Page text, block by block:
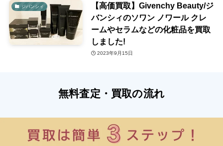
ジバンシィ
【高価買取】Givenchy Beauty/ジ
バンシィのソワン ノワール クレ
ームやセラムなどの化粧品を買取
しました!
2023年9月15日
無料査定・買取の流れ